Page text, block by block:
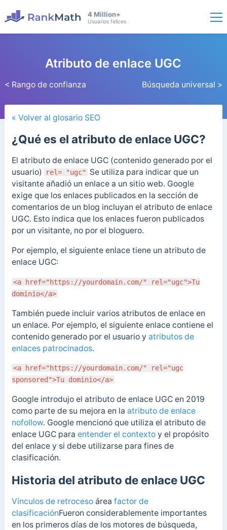
4 Million+
Usuarios felices
< Rango de confianza
Atributo de enlace UGC
Búsqueda universal >
« Volver al glosario SEO
¿Qué es el atributo de enlace UGC?
El atributo de enlace UGC (contenido generado por el
usuario)
rel= "ugc"
Se utiliza para indicar que un
visitante añadió un enlace a un sitio web. Google
exige que los enlaces publicados en la sección de
comentarios de un blog incluyan el atributo de enlace
UGC. Esto indica que los enlaces fueron publicados
por un visitante, no por el bloguero.
Por ejemplo, el siguiente enlace tiene un atributo de
enlace UGC:
<a href="https://yourdomain.com/" rel="ugc">Tu
dominio</a>
También puede incluir varios atributos de enlace en
un enlace. Por ejemplo, el siguiente enlace contiene el
contenido generado por el usuario y atributos de
enlaces patrocinados.
<a href="https://yourdomain.com/" rel="ugc
sponsored">Tu dominio</a>
Google introdujo el atributo de enlace UGC en 2019
como parte de su mejora en la atributo de enlace
nofollow. Google mencionóque utiliza el atributo de
enlace UGC para entender el contextoy el propósito
del enlace y si debe utilizarse para fines de
clasificación.
Historia del atributo de enlace UGC
Vínculos de retrocesoárea factor de
clasificaciónFueron considerablemente importantes
en los primeros días de los motores de búsqueda,